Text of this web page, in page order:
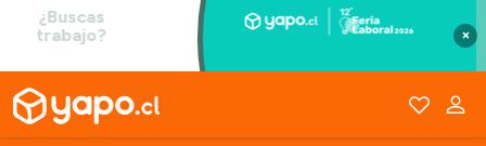
×